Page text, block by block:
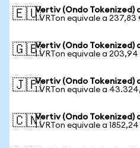
🇪🇺Vertiv (Ondo Tokenized)
1 VRTon equivale a 237,83
🇬🇧Vertiv (Ondo Tokenized)
1 VRTon equivale a 203,94
🇯🇵Vertiv (Ondo Tokenized)
1 VRTon equivale a
🇨🇳Vertiv (Ondo Tokenized)
1 VRTon equivale a 1852,24